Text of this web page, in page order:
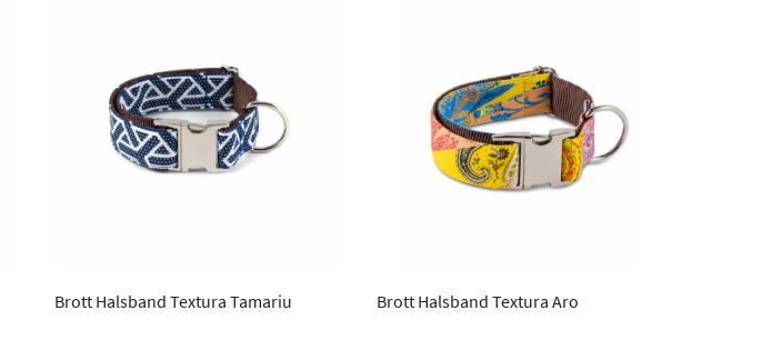
Brott Halsband Textura Tamariu Brott Halsband Textura Aro